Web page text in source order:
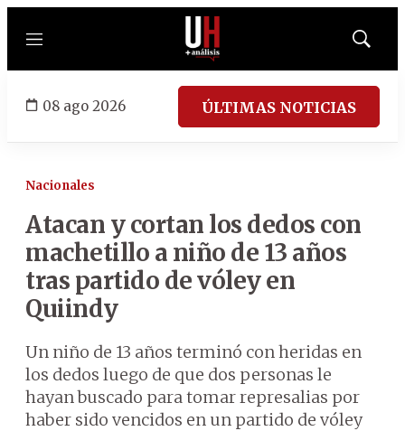
Menú
Mostrar
08 ago 2026 ÚLTIMAS NOTICIAS
Nacionales
Atacan y cortan los dedos con
machetillo a niño de 13 años
tras partido de vóley en
Quiindy
Un niño de 13 años terminó con heridas en
los dedos luego de que dos personas le
hayan buscado para tomar represalias por
haber sido vencidos en un partido de vóley